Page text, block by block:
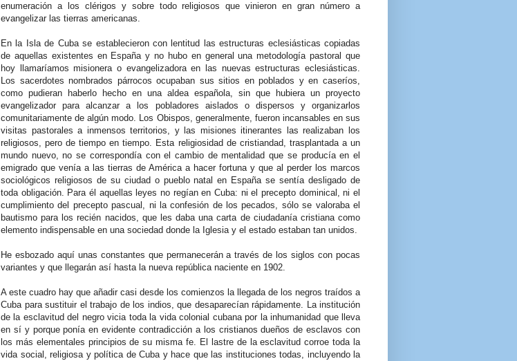
enumeración a los clérigos y sobre todo religiosos que vinieron en gran número a
evangelizar las tierras americanas.
En la Isla de Cuba se establecieron con lentitud las estructuras eclesiásticas copiadas
de aquellas existentes en España y no hubo en general una metodología pastoral que
hoy llamaríamos misionera o evangelizadora en las nuevas estructuras eclesiásticas.
Los sacerdotes nombrados párrocos ocupaban sus sitios en poblados y en caseríos,
como pudieran haberlo hecho en una aldea española, sin que hubiera un proyecto
evangelizador para alcanzar a los pobladores aislados o dispersos y organizarlos
comunitariamente de algún modo. Los Obispos, generalmente, fueron incansables en sus
visitas pastorales a inmensos territorios, y las misiones itinerantes las realizaban los
religiosos, pero de tiempo en tiempo. Esta religiosidad de cristiandad, trasplantada a un
mundo nuevo, no se correspondía con el cambio de mentalidad que se producía en el
emigrado que venía a las tierras de América a hacer fortuna y que al perder los marcos
sociológicos religiosos de su ciudad o pueblo natal en España se sentía desligado de
toda obligación. Para él aquellas leyes no regían en Cuba: ni el precepto dominical, ni el
cumplimiento del precepto pascual, ni la confesión de los pecados, sólo se valoraba el
bautismo para los recién nacidos, que les daba una carta de ciudadanía cristiana como
elemento indispensable en una sociedad donde la Iglesia y el estado estaban tan unidos.
He esbozado aquí unas constantes que permanecerán a través de los siglos con pocas
variantes y que llegarán así hasta la nueva república naciente en 1902.
A este cuadro hay que añadir casi desde los comienzos la llegada de los negros traídos a
Cuba para sustituir el trabajo de los indios, que desaparecían rápidamente. La institución
de la esclavitud del negro vicia toda la vida colonial cubana por la inhumanidad que lleva
en sí y porque ponía en evidente contradicción a los cristianos dueños de esclavos con
los más elementales principios de su misma fe. El lastre de la esclavitud corroe toda la
vida social, religiosa y política de Cuba y hace que las instituciones todas, incluyendo la